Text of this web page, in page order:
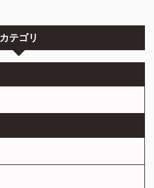
カテゴリ